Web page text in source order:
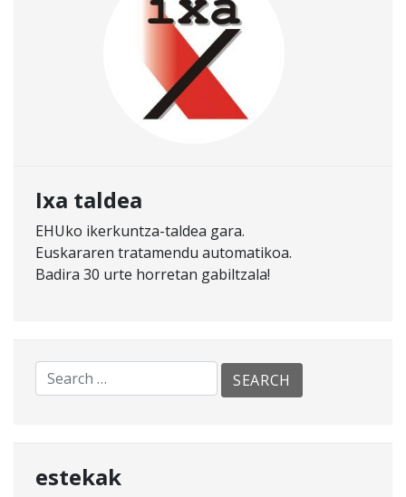
Ixa taldea
EHUko ikerkuntza-taldea gara.
Euskararen tratamendu automatikoa.
Badira 30 urte horretan gabiltzala!
estekak